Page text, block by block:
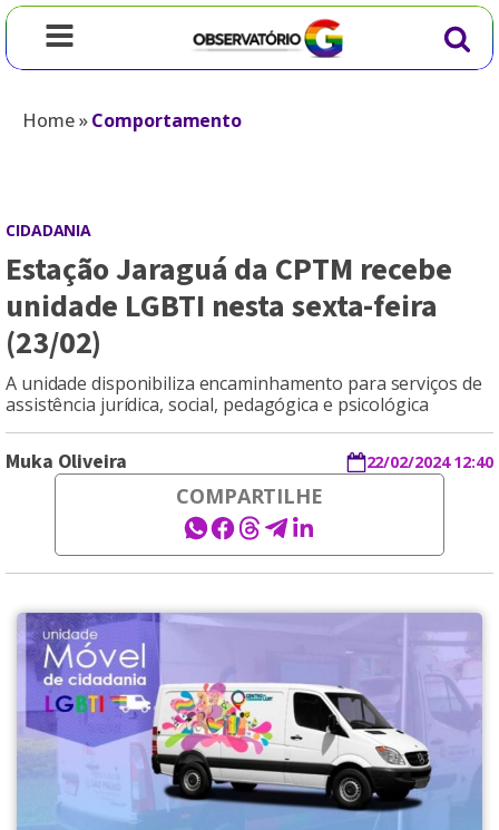
Home»Comportamento
CIDADANIA
Estação Jaraguá da CPTM recebe
unidade LGBTI nesta sexta-feira
(23/02)
A unidade disponibiliza encaminhamento para serviços de
assistência jurídica, social, pedagógica e psicológica
Muka Oliveira 22/02/2024 12:40
COMPARTILHE